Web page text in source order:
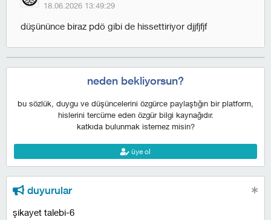
18.06.2026 13:49:29
düşününce biraz pdö gibi de hissettiriyor djjfjfjf
neden bekliyorsun?
bu sözlük, duygu ve düşüncelerini özgürce paylaştığın bir platform,
hislerini tercüme eden özgür bilgi kaynağıdır.
katkıda bulunmak istemez misin?
üye ol
duyurular
şikayet talebi-6